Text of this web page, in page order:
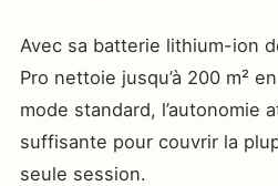
Avec sa batterie lithium-ion
Pro nettoie jusqu’à 200 m²
mode standard, l’autonomie
suffisante pour couvrir la
seule session.